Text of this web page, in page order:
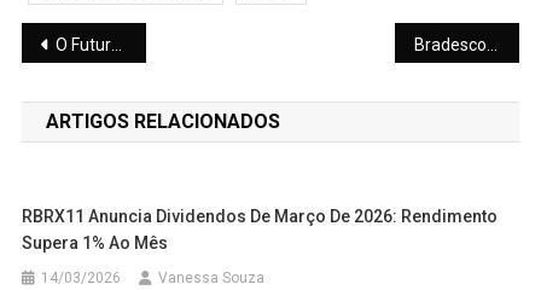
Navegação
de
Post
O Futuro dos FIIs em 2026: XP Aponta Segmentos de Destaque e Projeção de Dividendos
ARTIGOS RELACIONADOS
RBRX11 Anuncia Dividendos De Março De 2026: Rendimento
Supera 1% Ao Mês
14/03/2026 Vanessa Souza